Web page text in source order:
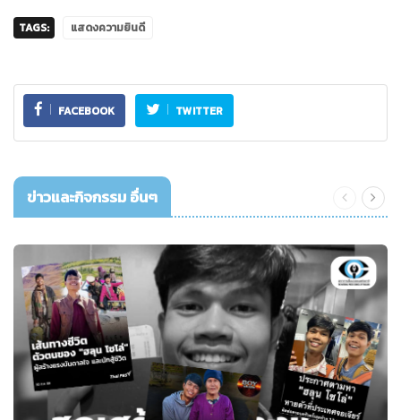
TAGS: แสดงความยินดี
FACEBOOK TWITTER
ข่าวและกิจกรรม อื่นๆ